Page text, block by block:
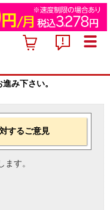
み下さい。
するご意見
ます。